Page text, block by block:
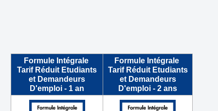
Formule Intégrale
Tarif Réduit Etudiants
et Demandeurs
D'emploi - 1 an
Formule Intégrale
Tarif Réduit Etudiants
et Demandeurs
D'emploi - 2 ans